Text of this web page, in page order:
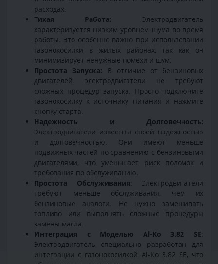
расходах.
Тихая Работа: Электродвигатель
характеризуется низким уровнем шума во время
работы. Это особенно важно при использовании
газонокосилки в жилых районах, так как он
минимизирует ненужные помехи и шум.
Простота Запуска: В отличие от бензиновых
двигателей, электродвигатели не требуют
сложных процедур запуска. Просто подключите
газонокосилку к источнику питания и нажмите
кнопку старта.
Надежность и Долговечность:
Электродвигатели известны своей надежностью
и долговечностью. Они имеют меньше
подвижных частей по сравнению с бензиновыми
двигателями, что уменьшает риск поломок и
требования по обслуживанию.
Простота Обслуживания: Электродвигатели
требуют меньше обслуживания, чем их
бензиновые аналоги. Не нужно замешивать
топливо или выполнять сложные процедуры
замены масла.
Интеграция с Моделью Al-Ko 3.82 SE:
Электродвигатель специально разработан для
интеграции с газонокосилкой Al-Ko 3.82 SE, что